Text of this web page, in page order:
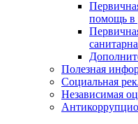
помощь в
Полезная
Социальная
Независимая